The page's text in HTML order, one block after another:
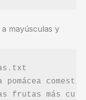
mayúsculas y
pomácea
frutas más